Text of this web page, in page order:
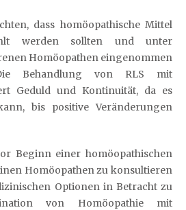
dass homöopathische Mittel
werden sollten und unter
Homöopathen eingenommen
Behandlung von RLS mit
Geduld und Kontinuität, da es
bis positive Veränderungen
Beginn einer homöopathischen
Homöopathen zu konsultieren
Optionen in Betracht zu
von Homöopathie mit